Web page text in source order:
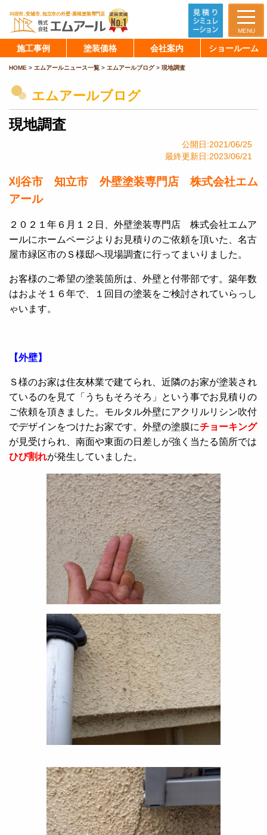
MENU
施工事例 塗装価格 会社案内 ショールーム
HOME > エムアールニュース一覧 > エムアールブログ> 現地調査
エムアールブログ
現地調査
公開日:2021/06/25
最終更新日:2023/06/21
刈谷市 知立市 外壁塗装専門店 株式会社エム
アール
２０２１年６月１２日、外壁塗装専門店 株式会社エムア
ールにホームページよりお見積りのご依頼を頂いた、名古
屋市緑区市のＳ様邸へ現場調査に行ってまいりました。
お客様のご希望の塗装箇所は、外壁と付帯部です。築年数
はおよそ１６年で、１回目の塗装をご検討されていらっし
ゃいます。
【外壁】
Ｓ様のお家は住友林業で建てられ、近隣のお家が塗装され
ているのを見て「うちもそろそろ」という事でお見積りの
ご依頼を頂きました。モルタル外壁にアクリルリシン吹付
でデザインをつけたお家です。外壁の塗膜にチョーキング
が見受けられ、南面や東面の日差しが強く当たる箇所では
ひび割れが発生していました。